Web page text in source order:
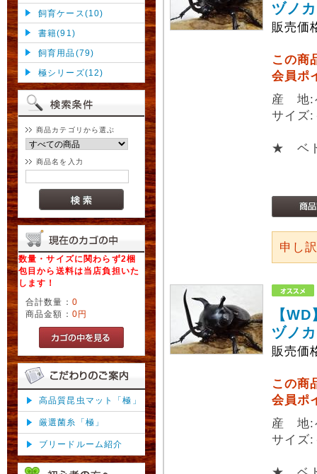
飼育ケース(10)
書籍(91)
飼育用品(79)
極シリーズ(12)
商品カテゴリから選ぶ
商品名を入力
数量・サイズに関わらず2梱
包目から送料は当店負担いた
します！
合計数量： 0
商品金額： 0円
高品質昆虫マット「極」
厳選菌糸「極」
ブリードルーム紹介
ヅノ
販売価
この商
会員ポ
産 地:
サイ
★ ベト
申し
【
ヅノ
販売価
この商
会員ポ
産 地:
サイ